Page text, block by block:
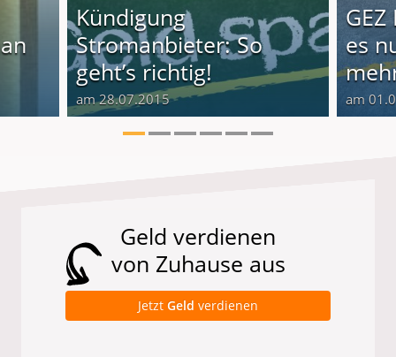
Kündigung
Stromanbieter: So
geht’s richtig!
am 28.07.2015
es
am
Geld verdienen
von Zuhause aus
Jetzt Geld verdienen